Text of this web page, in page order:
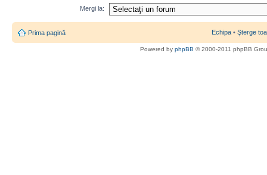
Mergi la:
Prima pagină Echipa • Şterge
Powered by phpBB © 2000-2011 phpBB